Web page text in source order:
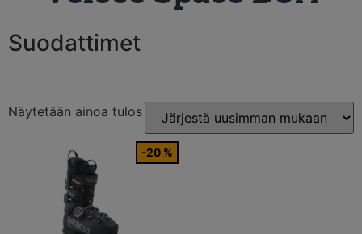
Suodattimet
Näytetään ainoa tulos
-20 %